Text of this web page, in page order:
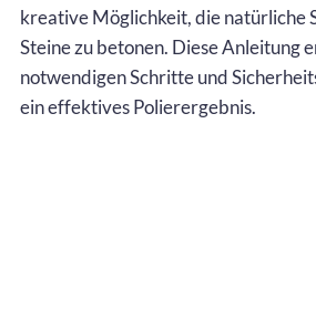
kreative Möglichkeit, die natürliche
Steine zu betonen. Diese Anleitung
notwendigen Schritte und
ein effektives Polierergebnis.